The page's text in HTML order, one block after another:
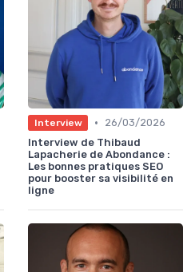
Interview •
26/03/2026
Interview de Thibaud
Lapacherie de Abondance :
Les bonnes pratiques SEO
pour booster sa visibilité en
ligne